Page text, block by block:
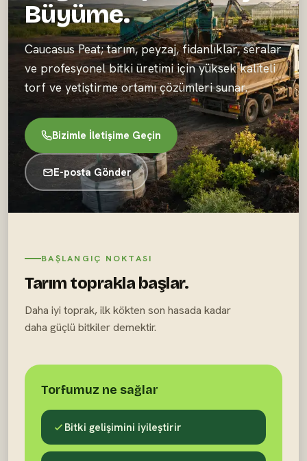
Büyüme.
Caucasus Peat; tarım, peyzaj, fidanlıklar, seralar
ve profesyonel bitki üretimi için yüksek kaliteli
torf ve yetiştirme ortamı çözümleri sunar.
Bizimle İletişime Geçin
E-posta Gönder
BAŞLANGIÇ NOKTASI
Tarım toprakla başlar.
Daha iyi toprak, ilk kökten son hasada kadar
daha güçlü bitkiler demektir.
Torfumuz ne sağlar
Bitki gelişimini iyileştirir